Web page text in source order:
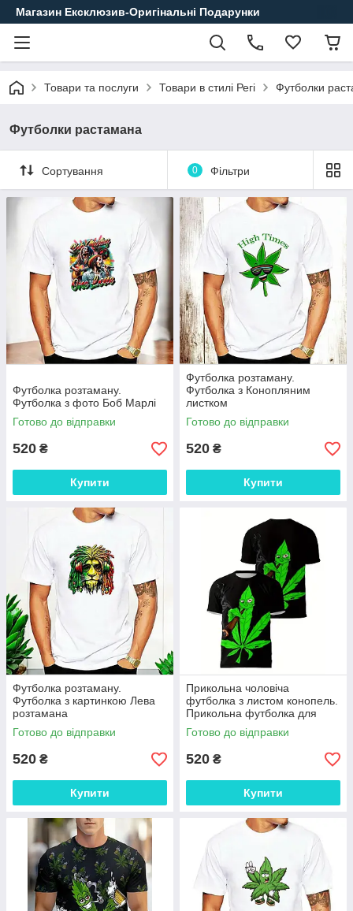
Магазин Ексклюзив-Оригінальні Подарунки
Товари та послуги Товари в стилі Регі Футболки
Футболки растамана
Сортування 0 Фільтри
Футболка розтаману.
Футболка з фото Боб Марлі
Готово до відправки
520 ₴
Купити
Футболка розтаману.
Футболка з Конопляним
листком
Готово до відправки
520 ₴
Купити
Футболка розтаману.
Футболка з картинкою Лева
розтамана
Готово до відправки
520 ₴
Купити
Прикольна чоловіча
футболка з листом конопель.
Прикольна футболка для
розтаману. Футболка розта
Готово до відправки
520 ₴
Купити